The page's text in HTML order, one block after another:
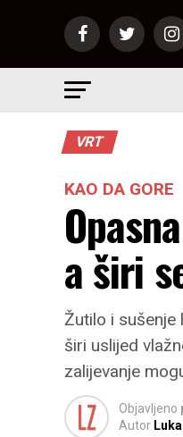
VRT
KAO DA GORE
a širi
Žutilo i sušenje
širi uslijed
zalijevanje
Objavljeno
Autor